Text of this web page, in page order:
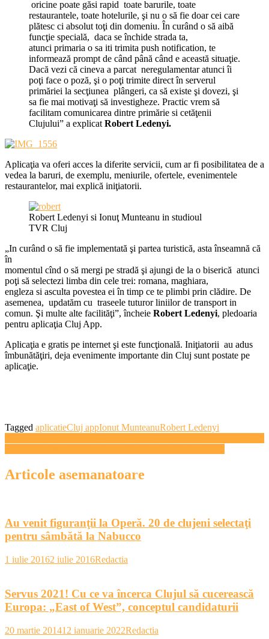
oricine poate găsi rapid toate barurile, toate
restaurantele, toate hotelurile, şi nu o să fie doar cei care
plătesc ci absolut toţi din domeniu. În curând o să aibă
funcţie specială, daca se închide strada ta,
atunci primaria o sa iti trimita push notification, te
informează prompt de când până când e această situaţie.
Dacă vezi că cineva a parcat neregulamentar atunci îi
poţi face o poză, şi o poţi trimite direct în serverul
primăriei la secţiunea plângeri, ca să existe şi dovezi, şi
sa fie mai motivaţi să investigheze. Practic vrem să
facilitam comunicarea dintre primărie si cetăţenii
Clujului” a explicat Robert Ledenyi.
Aplicaţia va oferi acces la diferite servicii, cum ar fi posibilitatea de a
vedea la baruri, de exemplu, meniurile, ofertele, evenimentele
restaurantelor, mai explică iniţiatorii.
Robert Ledenyi si Ionuţ Munteanu in studioul
TVR Cluj
„In curând o să fie implementată şi partea turistică, asta înseamnă că
în
momentul cînd o să mergi pe stradă şi ajungi de la o biserică atunci
poţi să selectezi limba din cele trei: romana, maghiara,
engleza si asculta povestea ei în timp ce te plimbi prin clădire. De
asemenea, updatăm cu traseele tuturor liniilor de transport in
comun. Şi multe alte facilităţi”, încheie Robert Ledenyi, pledoaria
pentru aplicaţia Cluj App.
Aplicaţia e gratis pe internet şi este funcţională. Iniţiatorii au adus
îmbunătăţiri, deja evenimente importante din Cluj sunt postate pe
aplicaţie.
Tagged aplicatieCluj appIonut MunteanuRobert Ledenyi
Navigare
în
articole
Articole asemanatoare
Au venit figuranţii la Operă. 20 de clujeni selectaţi
pentru sâmbătă la Nabucco
1 iulie 20162 iulie 2016Redactia
Servus 2021! Cu ce va încerca Clujul să cucerească
Europa: „East of West”, conceptul candidaturii
20 martie 201412 ianuarie 2022Redactia